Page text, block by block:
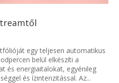
egy teljesen automatikus
belül elkészíti a
és energiaitalokat, egyénileg
és ízintenzitással. Az...